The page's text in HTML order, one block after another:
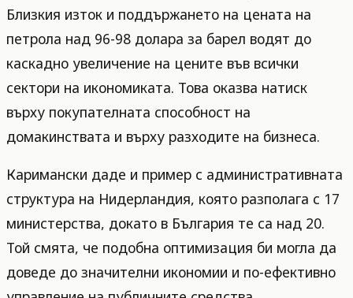
Близкия изток и поддържането на цената на
петрола над 96-98 долара за барел водят до
каскадно увеличение на цените във всички
сектори на икономиката. Това оказва натиск
върху покупателната способност на
домакинствата и върху разходите на бизнеса.
Каримански даде и пример с административната
структура на Нидерландия, която разполага с 17
министерства, докато в България те са над 20.
Той смята, че подобна оптимизация би могла да
доведе до значителни икономии и по-ефективно